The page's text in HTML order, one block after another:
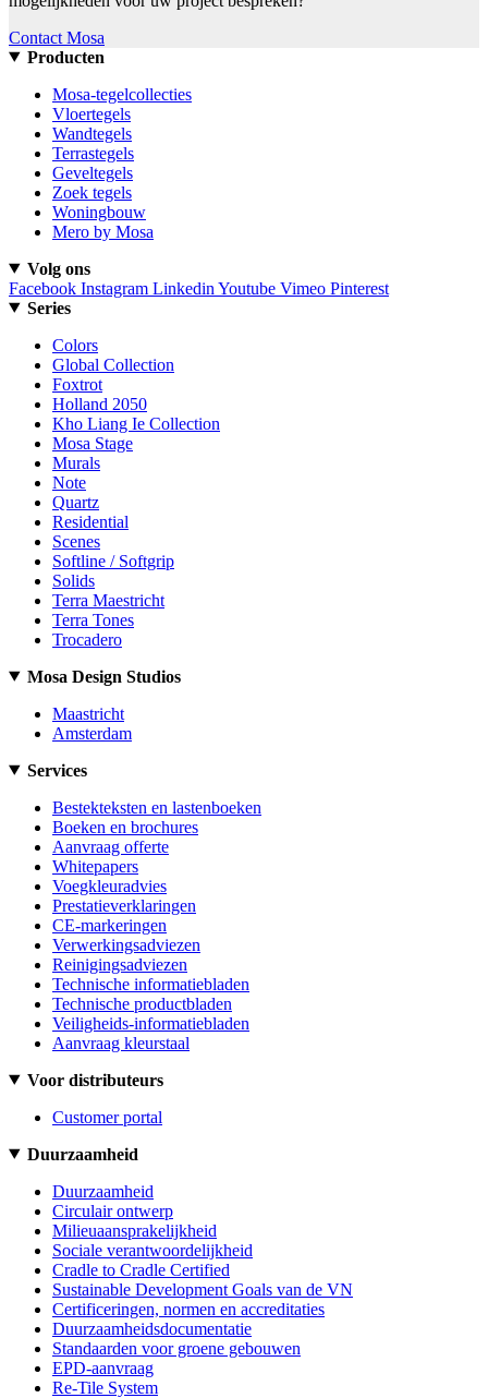
Contact Mosa
Producten
Mosa-tegelcollecties
Vloertegels
Wandtegels
Terrastegels
Geveltegels
Zoek tegels
Woningbouw
Mero by Mosa
Volg ons
Facebook Instagram Linkedin Youtube Vimeo Pinterest
Series
Colors
Global Collection
Foxtrot
Holland 2050
Kho Liang Ie Collection
Mosa Stage
Murals
Note
Quartz
Residential
Scenes
Softline / Softgrip
Solids
Terra Maestricht
Terra Tones
Trocadero
Mosa Design Studios
Maastricht
Amsterdam
Services
Bestekteksten en lastenboeken
Boeken en brochures
Aanvraag offerte
Whitepapers
Voegkleuradvies
Prestatieverklaringen
CE-markeringen
Verwerkingsadviezen
Reinigingsadviezen
Technische informatiebladen
Technische productbladen
Veiligheids-informatiebladen
Aanvraag kleurstaal
Voor distributeurs
Customer portal
Duurzaamheid
Duurzaamheid
Circulair ontwerp
Milieuaansprakelijkheid
Sociale verantwoordelijkheid
Cradle to Cradle Certified
Sustainable Development Goals van de VN
Certificeringen, normen en accreditaties
Duurzaamheidsdocumentatie
Standaarden voor groene gebouwen
EPD-aanvraag
Re-Tile System